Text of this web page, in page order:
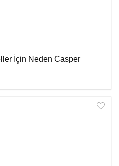
İçin Neden Casper